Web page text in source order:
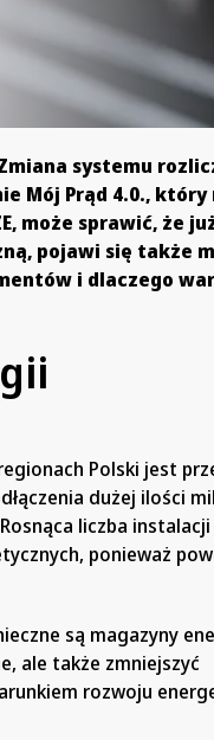
systemu
Mój Prąd 4.0., który
może sprawić, że
pojawi się także
i dlaczego
Polski jest
dużej ilości
liczba instalacji
ponieważ
są magazyny
ale także zmniejszyć
rozwoju